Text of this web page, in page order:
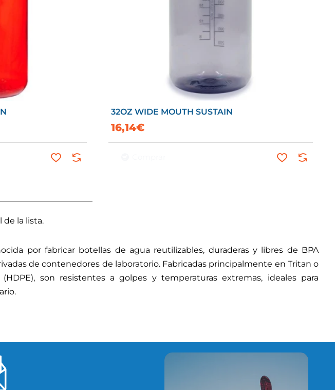
32OZ WIDE MOUTH SUSTAIN
16,14€
de la lista.
por fabricar botellas de agua reutilizables, duraderas y libres de BPA
de contenedores de laboratorio. Fabricadas principalmente en Tritan o
son resistentes a golpes y temperaturas extremas, ideales para